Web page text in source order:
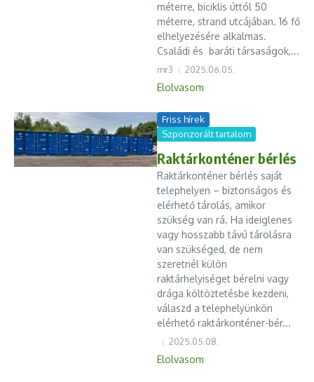
méterre, biciklis úttól 50
méterre, strand utcájában. 16 fő
elhelyezésére alkalmas.
Családi és baráti társaságok,...
mr3 2025.06.05.
Elolvasom
Friss hírek
Szponzorált tartalom
Raktárkonténer bérlés
Raktárkonténer bérlés saját
telephelyen – biztonságos és
elérhető tárolás, amikor
szükség van rá. Ha ideiglenes
vagy hosszabb távú tárolásra
van szükséged, de nem
szeretnél külön
raktárhelyiséget bérelni vagy
drága költöztetésbe kezdeni,
válaszd a telephelyünkön
elérhető raktárkonténer-bér...
2025.05.08.
Elolvasom